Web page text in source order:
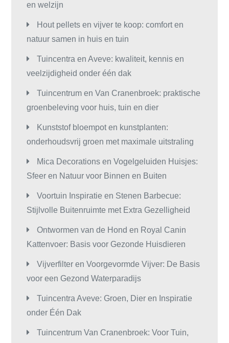
en welzijn
Hout pellets en vijver te koop: comfort en
natuur samen in huis en tuin
Tuincentra en Aveve: kwaliteit, kennis en
veelzijdigheid onder één dak
Tuincentrum en Van Cranenbroek: praktische
groenbeleving voor huis, tuin en dier
Kunststof bloempot en kunstplanten:
onderhoudsvrij groen met maximale uitstraling
Mica Decorations en Vogelgeluiden Huisjes:
Sfeer en Natuur voor Binnen en Buiten
Voortuin Inspiratie en Stenen Barbecue:
Stijlvolle Buitenruimte met Extra Gezelligheid
Ontwormen van de Hond en Royal Canin
Kattenvoer: Basis voor Gezonde Huisdieren
Vijverfilter en Voorgevormde Vijver: De Basis
voor een Gezond Waterparadijs
Tuincentra Aveve: Groen, Dier en Inspiratie
onder Één Dak
Tuincentrum Van Cranenbroek: Voor Tuin,